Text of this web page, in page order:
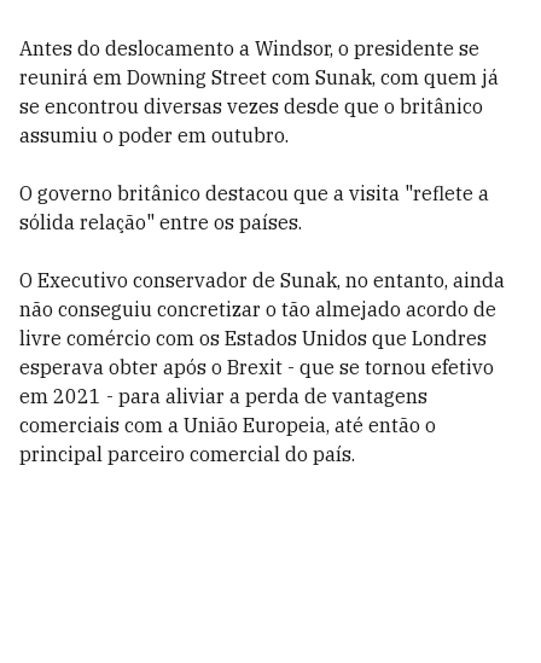
Antes do deslocamento a Windsor, o presidente se
reunirá em Downing Street com Sunak, com quem já
se encontrou diversas vezes desde que o britânico
assumiu o poder em outubro.
O governo britânico destacou que a visita "reflete a
sólida relação" entre os países.
O Executivo conservador de Sunak, no entanto, ainda
não conseguiu concretizar o tão almejado acordo de
livre comércio com os Estados Unidos que Londres
esperava obter após o Brexit - que se tornou efetivo
em 2021 - para aliviar a perda de vantagens
comerciais com a União Europeia, até então o
principal parceiro comercial do país.